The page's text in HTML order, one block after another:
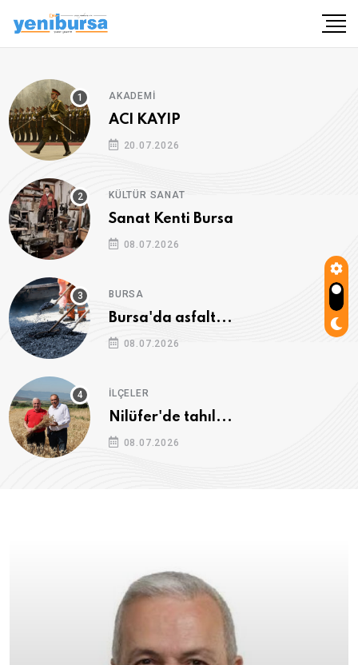
AKADEMI
ACI KAYIP
20.07.2026
KÜLTÜR SANAT
Sanat Kenti Bursa
08.07.2026
BURSA
Bursa'da asfalt...
08.07.2026
İLÇELER
Nilüfer'de tahıl...
08.07.2026